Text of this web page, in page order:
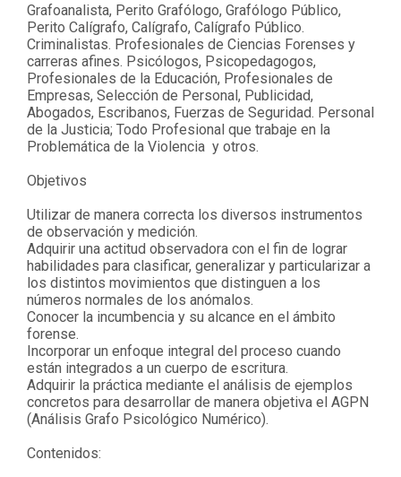
Grafoanalista, Perito Grafólogo, Grafólogo Público,
Perito Calígrafo, Calígrafo, Calígrafo Público.
Criminalistas. Profesionales de Ciencias Forenses y
carreras afines. Psicólogos, Psicopedagogos,
Profesionales de la Educación, Profesionales de
Empresas, Selección de Personal, Publicidad,
Abogados, Escribanos, Fuerzas de Seguridad. Personal
de la Justicia; Todo Profesional que trabaje en la
Problemática de la Violencia y otros.
Objetivos
Utilizar de manera correcta los diversos instrumentos
de observación y medición.
Adquirir una actitud observadora con el fin de lograr
habilidades para clasificar, generalizar y particularizar a
los distintos movimientos que distinguen a los
números normales de los anómalos.
Conocer la incumbencia y su alcance en el ámbito
forense.
Incorporar un enfoque integral del proceso cuando
están integrados a un cuerpo de escritura.
Adquirir la práctica mediante el análisis de ejemplos
concretos para desarrollar de manera objetiva el AGPN
(Análisis Grafo Psicológico Numérico).
Contenidos: